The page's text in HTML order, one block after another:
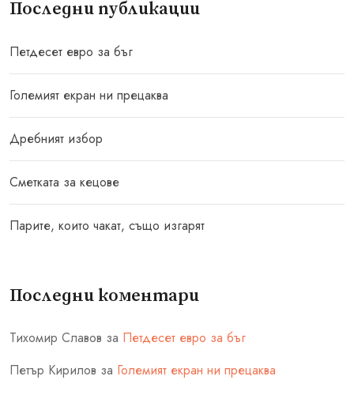
Последни публикации
Петдесет евро за бъг
Големият екран ни прецаква
Дребният избор
Сметката за кецове
Парите, които чакат, също изгарят
Последни коментари
Тихомир Славов за Петдесет евро за бъг
Петър Кирилов за Големият екран ни прецаква